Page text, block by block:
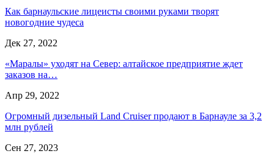
Как барнаульские лицеисты своими руками творят
новогодние чудеса
Дек 27, 2022
«Маралы» уходят на Север: алтайское предприятие ждет
заказов на…
Апр 29, 2022
Огромный дизельный Land Cruiser продают в Барнауле за 3,2
млн рублей
Сен 27, 2023